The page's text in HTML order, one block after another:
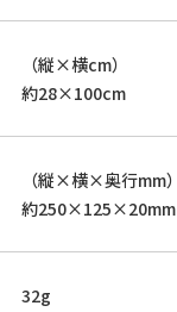
（縦×横cm）
約28×100cm
（縦×横×奥行mm）
約250×125×20mm
32g